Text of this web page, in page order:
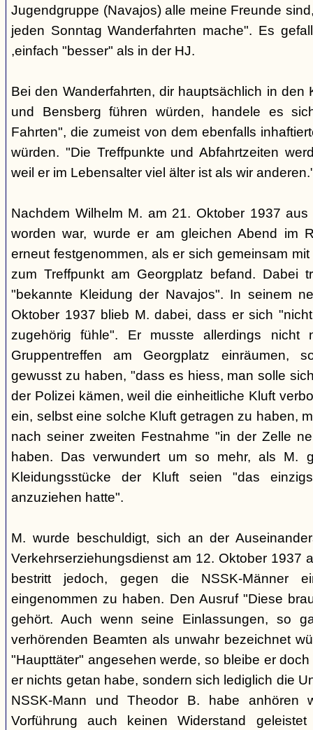
Jugendgruppe (Navajos) alle meine Freunde
jeden Sonntag Wanderfahrten mache". Es
,einfach "besser" als in der HJ.
Bei den Wanderfahrten, dir hauptsächlich in den
und Bensberg führen würden, handele es
Fahrten", die zumeist von dem ebenfalls
würden. "Die Treffpunkte und Abfahrtzeiten
weil er im Lebensalter viel älter ist als wir
Nachdem Wilhelm M. am 21. Oktober 1937
worden war, wurde er am gleichen Abend im
erneut festgenommen, als er sich gemeinsam
zum Treffpunkt am Georgplatz befand. Dabei
"bekannte Kleidung der Navajos". In seinem
Oktober 1937 blieb M. dabei, dass er sich
zugehörig fühle". Er musste allerdings nicht
Gruppentreffen am Georgplatz einräumen,
gewusst zu haben, "dass es hiess, man solle
der Polizei kämen, weil die einheitliche Kluft
ein, selbst eine solche Kluft getragen zu haben,
nach seiner zweiten Festnahme "in der Zelle
haben. Das verwundert um so mehr, als M.
Kleidungsstücke der Kluft seien "das
anzuziehen hatte".
M. wurde beschuldigt, sich an der
Verkehrserziehungsdienst am 12. Oktober 1937
bestritt jedoch, gegen die NSSK-Männer
eingenommen zu haben. Den Ausruf "Diese
gehört. Auch wenn seine Einlassungen, so
verhörenden Beamten als unwahr bezeichnet
"Haupttäter" angesehen werde, so bleibe er
er nichts getan habe, sondern sich lediglich die
NSSK-Mann und Theodor B. habe anhören
Vorführung auch keinen Widerstand